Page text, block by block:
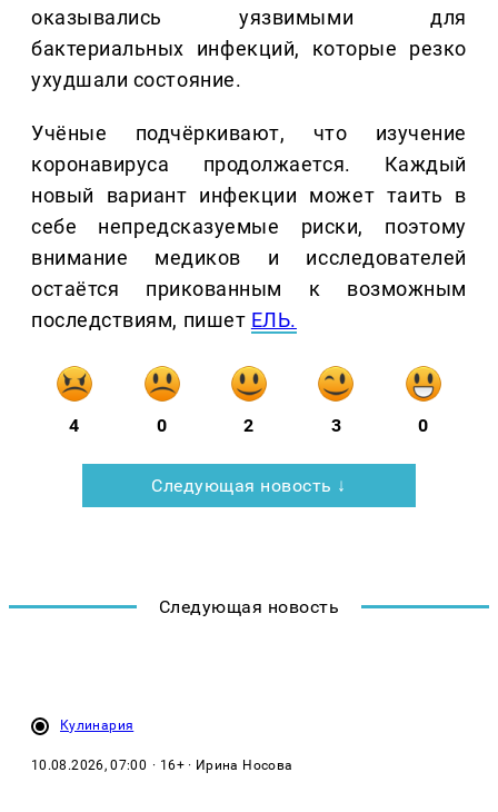
оказывались уязвимыми для
бактериальных инфекций, которые резко
ухудшали состояние.
Учёные подчёркивают, что изучение
коронавируса продолжается. Каждый
новый вариант инфекции может таить в
себе непредсказуемые риски, поэтому
внимание медиков и исследователей
остаётся прикованным к возможным
последствиям, пишет ЕЛЬ.
4 0 2 3 0
Следующая новость ↓
Следующая новость
Кулинария
10.08.2026, 07:00 · 16+ · Ирина Носова